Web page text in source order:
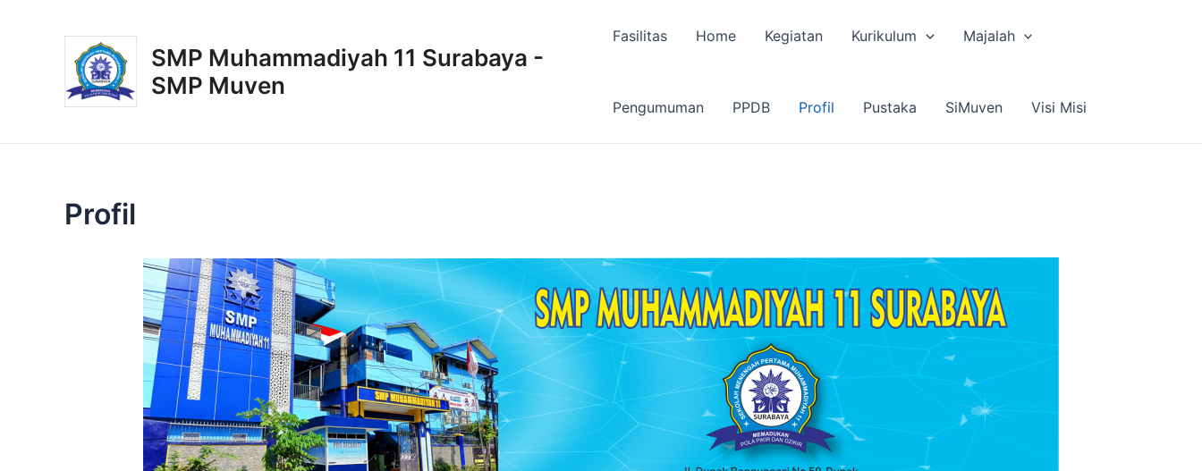
SMP Muhammadiyah 11 Surabaya -
SMP Muven
Fasilitas Home Kegiatan Kurikulum Majalah
Pengumuman PPDB Profil Pustaka SiMuven Visi Misi
Profil